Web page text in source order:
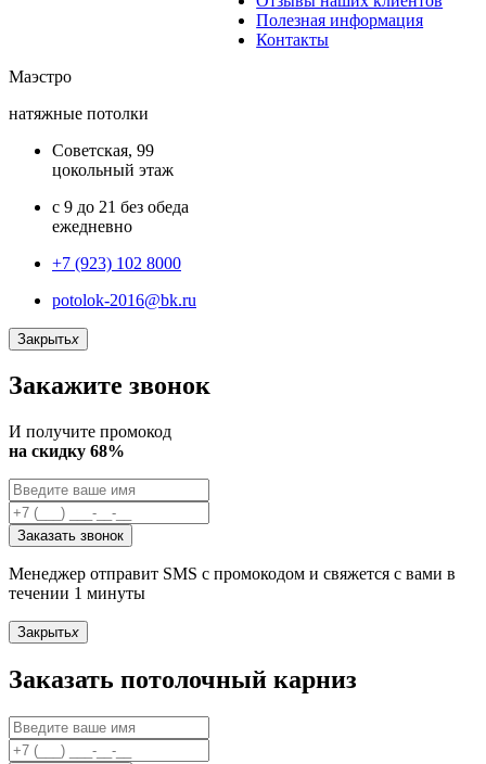
Полезная информация
Контакты
Маэстро
натяжные потолки
Советская, 99
цокольный этаж
с 9 до 21 без обеда
ежедневно
+7 (923) 102 8000
potolok-2016@bk.ru
Закрытьx
Закажите звонок
И получите промокод
на скидку 68%
Заказать звонок
Менеджер отправит SMS с промокодом и свяжется с вами в
течении 1 минуты
Закрытьx
Заказать потолочный карниз